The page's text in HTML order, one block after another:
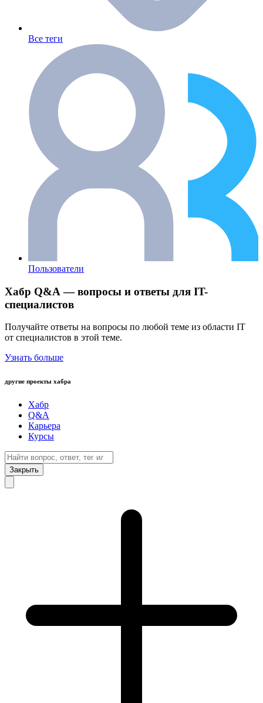
Все теги
Пользователи
Хабр Q&A — вопросы и ответы для IT-
специалистов
Получайте ответы на вопросы по любой теме из области IT
от специалистов в этой теме.
Узнать больше
другие проекты хабра
Хабр
Q&A
Карьера
Курсы
Закрыть